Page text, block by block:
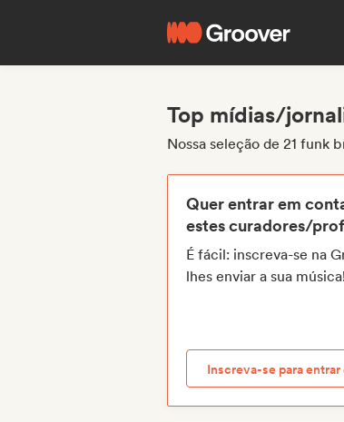
Top mídias/
Nossa seleção de 21 funk
Quer entrar em
estes curadores/
É fácil: inscreva-se na
lhes enviar a sua música!
Inscreva-se para